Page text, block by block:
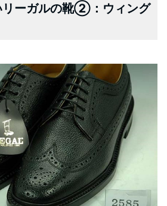
リーガルの靴②：ウィング